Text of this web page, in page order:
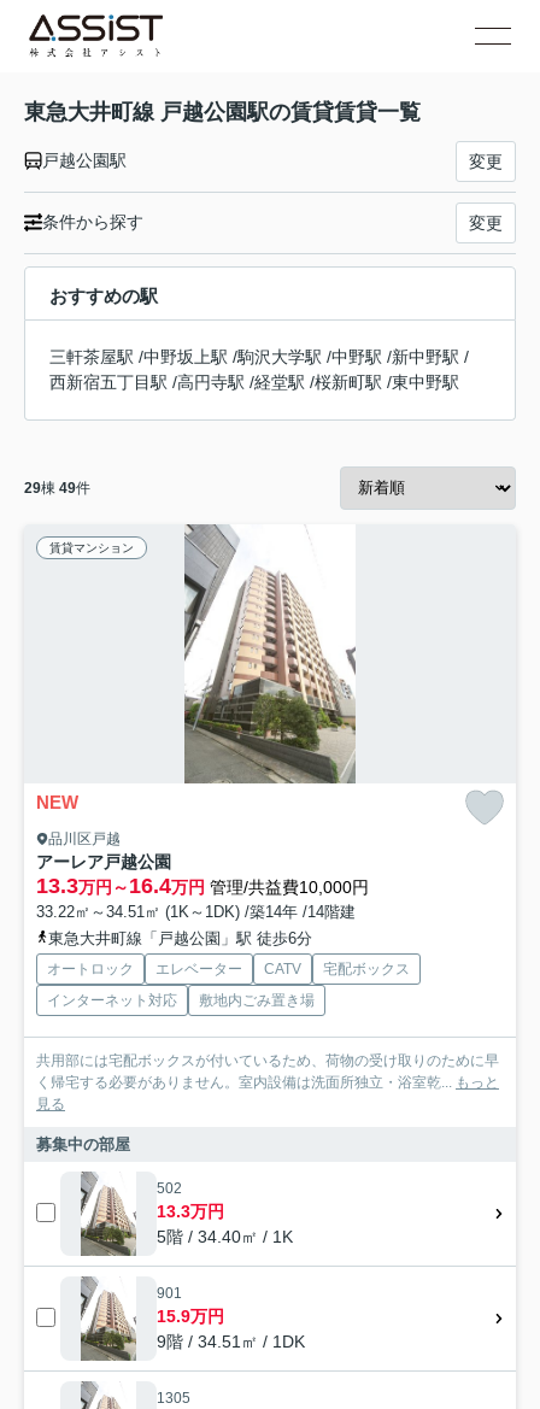
東急大井町線 戸越公園駅の賃貸賃貸一覧
戸越公園駅 変更
条件から探す 変更
おすすめの駅
三軒茶屋駅 /中野坂上駅 /駒沢大学駅 /中野駅 /新中野駅 /
西新宿五丁目駅 /高円寺駅 /経堂駅 /桜新町駅 /東中野駅
29棟 49件
賃貸マンション
NEW
品川区戸越
アーレア戸越公園
13.3万円～16.4万円 管理/共益費10,000円
33.22㎡～34.51㎡ (1K～1DK) /築14年 /14階建
東急大井町線「戸越公園」駅 徒歩6分
オートロック エレベーター CATV
宅配ボックス
インターネット対応
敷地内ごみ置き場
共用部には宅配ボックスが付いているため、荷物の受け取りのために早
く帰宅する必要がありません。室内設備は洗面所独立・浴室乾...
もっと
見る
募集中の部屋
502
13.3万円
5階 / 34.40㎡ / 1K
901
15.9万円
9階 / 34.51㎡ / 1DK
1305